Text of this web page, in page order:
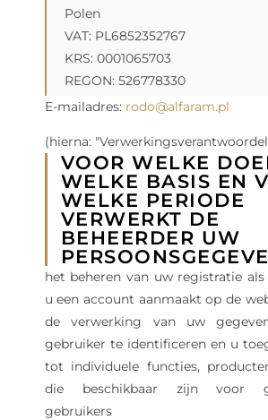
Polen
VAT: PL6852352767
KRS: 0001065703
REGON: 526778330
E-mailadres: rodo@alfaram.pl
(hierna:
VOOR WELKE
WELKE BASIS EN
WELKE PERIODE
VERWERKT DE
BEHEERDER UW
het beheren van uw registratie
u een account aanmaakt op de
de verwerking van uw
gebruiker te identificeren en u
tot individuele functies,
die beschikbaar zijn voor
gebruikers